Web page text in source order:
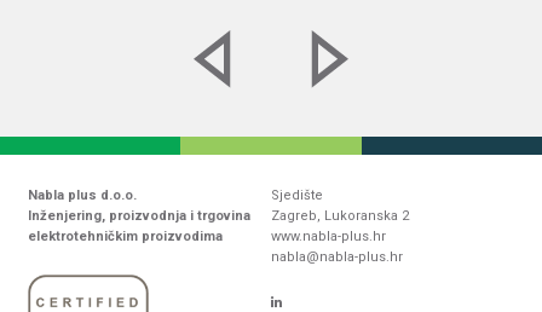
Nabla plus d.o.o.
Inženjering, proizvodnja i trgovina
elektrotehničkim proizvodima
Sjedište
Zagreb, Lukoranska 2
www.nabla-plus.hr
nabla@nabla-plus.hr